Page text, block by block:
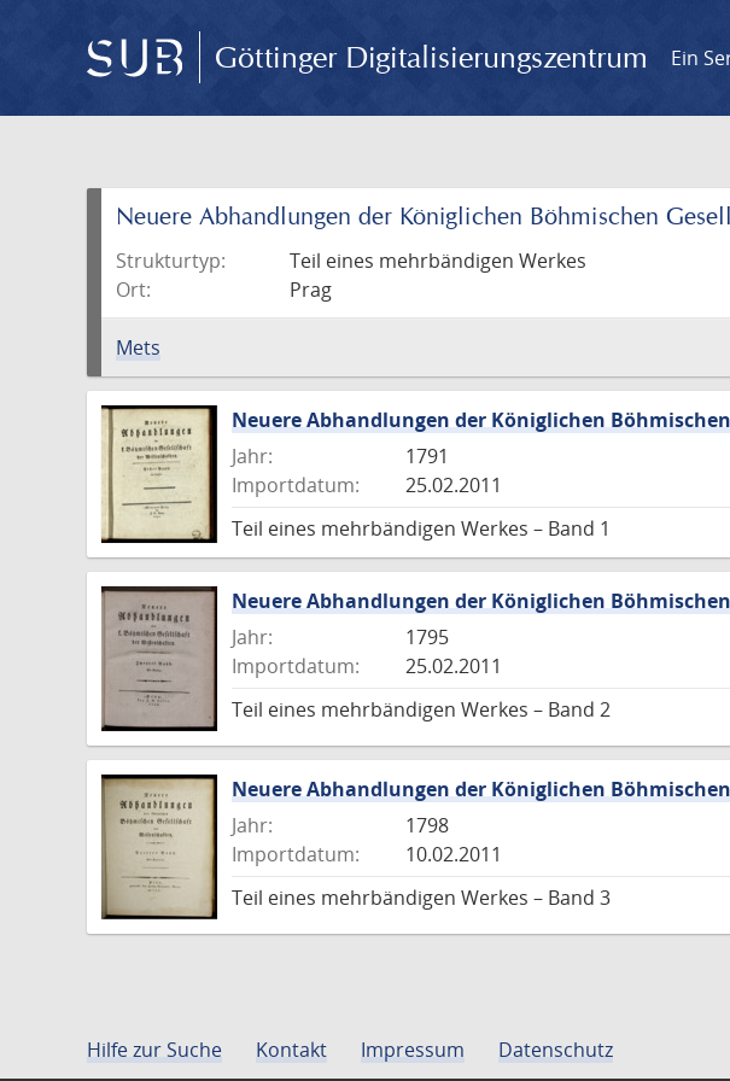
Göttinger Digitalisierungszentrum Ein
Neuere Abhandlungen der Königlichen Böhmischen
Strukturtyp:
Teil eines mehrbändigen Werkes
Ort:
Prag
Mets
Neuere Abhandlungen der Königlichen
Jahr:
1791
Importdatum:
25.02.2011
Teil eines mehrbändigen Werkes – Band 1
Neuere Abhandlungen der Königlichen
Jahr:
1795
Importdatum:
25.02.2011
Teil eines mehrbändigen Werkes – Band 2
Neuere Abhandlungen der Königlichen
Jahr:
1798
Importdatum:
10.02.2011
Teil eines mehrbändigen Werkes – Band 3
Hilfe zur Suche Kontakt Impressum Datenschutz